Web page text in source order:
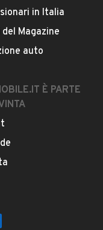
Romeo Giulietta
in Italia
Magazine
auto
È PARTE